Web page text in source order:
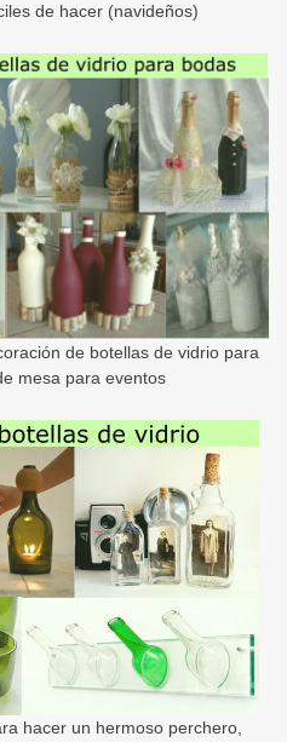
de hacer (navideños)
de botellas de vidrio para
mesa para eventos
hacer un hermoso perchero,